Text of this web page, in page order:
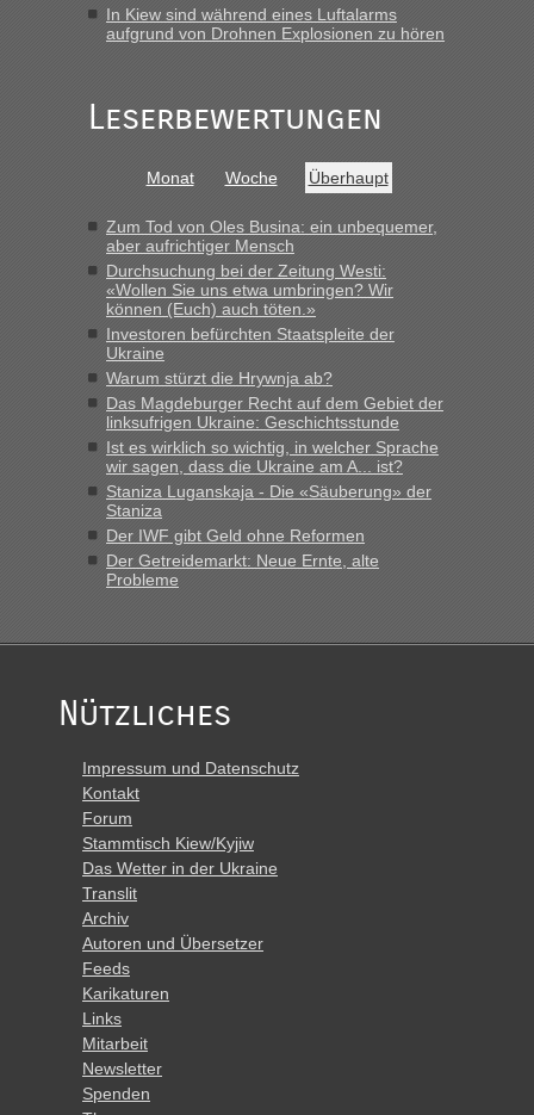
inBerichte und Reisetipps • Re: An welchem
Grenzübergang zwischen Polen und der Ukraine geht es am
„Gestern 6 Stunden warten vor der Grenze Richtung Polen
in Krakowez mit dem Kleinbus. Abfertigung ging dann
Berichte und Reisetipps • Re: An welchem
Grenzübergang zwischen Polen und der Ukraine geht es am
schnellsten?
„Bin am Montag 15.6.26 um 8 Uhr in Urgyniw ausgereist,
das erste Mal an einem Montagmorgen ca. 15 Fahrzeuge
vor mir, bin sonst der Erste oder Zweite, egal, nach ca 20
Minuten wurde dann die nächste Welle...“
Berichte und Reisetipps • Re: An welchem
Grenzübergang zwischen Polen und der Ukraine geht es am
schnellsten?
„Derzeit, ist es überall sehr voll an den Grenzen Ukraine/
Polen. Zb. Krakovets 100 PKW ca. 10 h Wartezeit. Wollen
Montag rüber, versuchen es sehr früh.“
In Kiew sind während eines Luftalarms
aufgrund von Drohnen Explosionen zu hören
Leserbewertungen
Monat Woche Überhaupt
Zum Tod von Oles Busina: ein unbequemer,
aber aufrichtiger Mensch
Durchsuchung bei der Zeitung Westi:
«Wollen Sie uns etwa umbringen? Wir
können (Euch) auch töten.»
Investoren befürchten Staatspleite der
Ukraine
Warum stürzt die Hrywnja ab?
Das Magdeburger Recht auf dem Gebiet der
linksufrigen Ukraine: Geschichtsstunde
Ist es wirklich so wichtig, in welcher Sprache
wir sagen, dass die Ukraine am A... ist?
Staniza Luganskaja - Die «Säuberung» der
Staniza
Der IWF gibt Geld ohne Reformen
Der Getreidemarkt: Neue Ernte, alte
Probleme
Nützliches
Impressum und Datenschutz
Kontakt
Forum
Stammtisch Kiew/Kyjiw
Das Wetter in der Ukraine
Translit
Archiv
Autoren und Übersetzer
Feeds
Karikaturen
Links
Mitarbeit
Newsletter
Spenden